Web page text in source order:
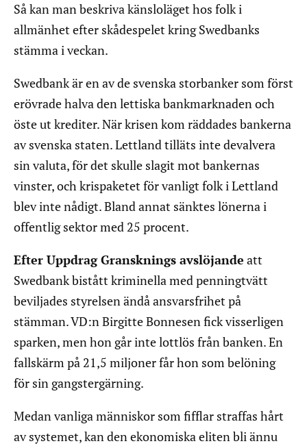
Så kan man beskriva känsloläget hos folk i
allmänhet efter skådespelet kring Swedbanks
stämma i veckan.
Swedbank är en av de svenska storbanker som först
erövrade halva den lettiska bankmarknaden och
öste ut krediter. När krisen kom räddades bankerna
av svenska staten. Lettland tilläts inte devalvera
sin valuta, för det skulle slagit mot bankernas
vinster, och krispaketet för vanligt folk i Lettland
blev inte nådigt. Bland annat sänktes lönerna i
offentlig sektor med 25 procent.
Efter Uppdrag Gransknings avslöjande att
Swedbank bistått kriminella med penningtvätt
beviljades styrelsen ändå ansvarsfrihet på
stämman. VD:n Birgitte Bonnesen fick visserligen
sparken, men hon går inte lottlös från banken. En
fallskärm på 21,5 miljoner får hon som belöning
för sin gangstergärning.
Medan vanliga människor som fifflar straffas hårt
av systemet, kan den ekonomiska eliten bli ännu